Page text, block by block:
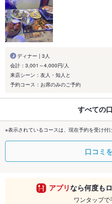
ディナー | 3人
会計：3,001～4,000円/人
来店シーン：友人・知人と
予約コース：お席のみのご予約
すべての
※表示されているコースは、現在予約を受け付
口コミ
アプリなら何度も
ワンタップ